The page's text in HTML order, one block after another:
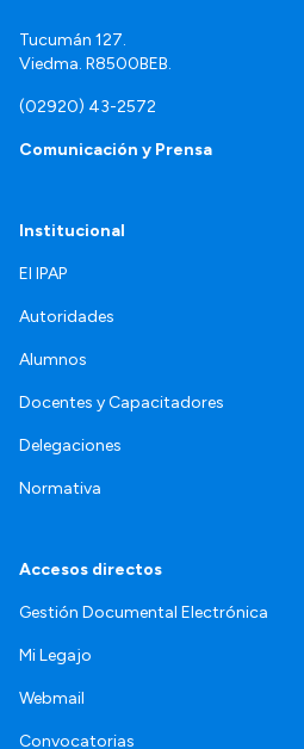
Tucumán 127.
Viedma. R8500BEB.
(02920) 43-2572
Comunicación y Prensa
Institucional
El IPAP
Autoridades
Alumnos
Docentes y Capacitadores
Delegaciones
Normativa
Accesos directos
Gestión Documental Electrónica
Mi Legajo
Webmail
Convocatorias